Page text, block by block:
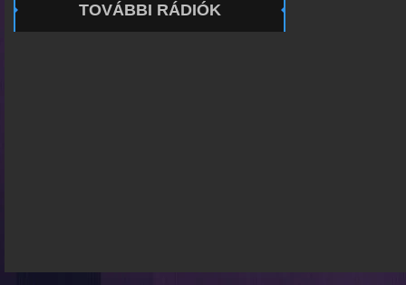
TOVÁBBI RÁDIÓK